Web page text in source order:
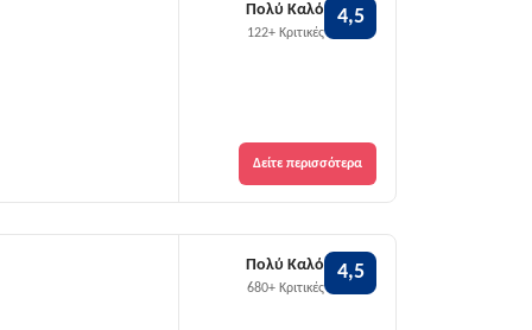
Πολύ Καλό
122+ Κριτικές
4,5
Δείτε περισσότερα
Πολύ Καλό
680+ Κριτικές
4,5